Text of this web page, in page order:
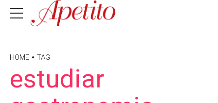
HOME TAG
estudiar